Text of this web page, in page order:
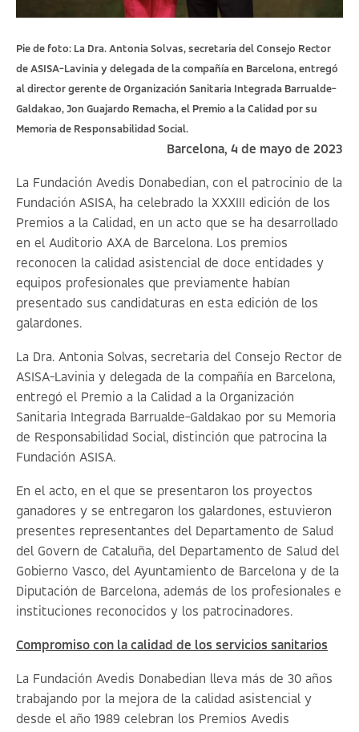
Pie de foto: La Dra. Antonia Solvas, secretaria del Consejo Rector
de ASISA-Lavinia y delegada de la compañía en Barcelona, entregó
al director gerente de Organización Sanitaria Integrada Barrualde-
Galdakao, Jon Guajardo Remacha, el Premio a la Calidad por su
Memoria de Responsabilidad Social.
Barcelona, 4 de mayo de 2023
La Fundación Avedis Donabedian, con el patrocinio de la
Fundación ASISA, ha celebrado la XXXIII edición de los
Premios a la Calidad, en un acto que se ha desarrollado
en el Auditorio AXA de Barcelona. Los premios
reconocen la calidad asistencial de doce entidades y
equipos profesionales que previamente habían
presentado sus candidaturas en esta edición de los
galardones.
La Dra. Antonia Solvas, secretaria del Consejo Rector de
ASISA-Lavinia y delegada de la compañía en Barcelona,
entregó el Premio a la Calidad a la Organización
Sanitaria Integrada Barrualde-Galdakao por su Memoria
de Responsabilidad Social, distinción que patrocina la
Fundación ASISA.
En el acto, en el que se presentaron los proyectos
ganadores y se entregaron los galardones, estuvieron
presentes representantes del Departamento de Salud
del Govern de Cataluña, del Departamento de Salud del
Gobierno Vasco, del Ayuntamiento de Barcelona y de la
Diputación de Barcelona, además de los profesionales e
instituciones reconocidos y los patrocinadores.
Compromiso con la calidad de los servicios sanitarios
La Fundación Avedis Donabedian lleva más de 30 años
trabajando por la mejora de la calidad asistencial y
desde el año 1989 celebran los Premios Avedis